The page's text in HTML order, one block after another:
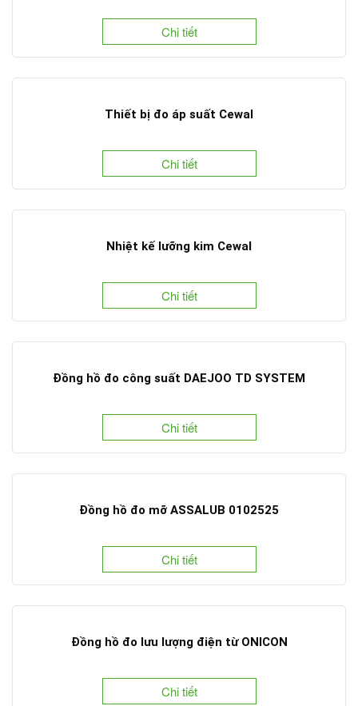
Chi tiết
Thiết bị đo áp suất Cewal
Chi tiết
Nhiệt kế lưỡng kim Cewal
Chi tiết
Đồng hồ đo công suất DAEJOO TD SYSTEM
Chi tiết
Đồng hồ đo mỡ ASSALUB 0102525
Chi tiết
Đồng hồ đo lưu lượng điện từ ONICON
Chi tiết